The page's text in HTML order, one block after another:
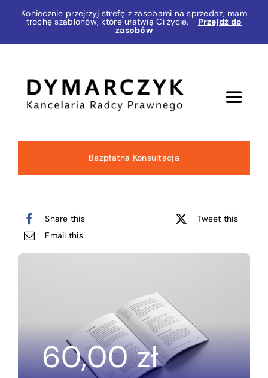
Przejdź
zawartości
Koniecznie przejrzyj strefę z zasobami na sprzedaż, mam
trochę szablonów, które ułatwią Ci życie. Przejdź do
zasobów
Toggle
Zakres usług
Blog
Bezpłatna Konsultacja
Share this
Tweet this
Email this
60,00zł